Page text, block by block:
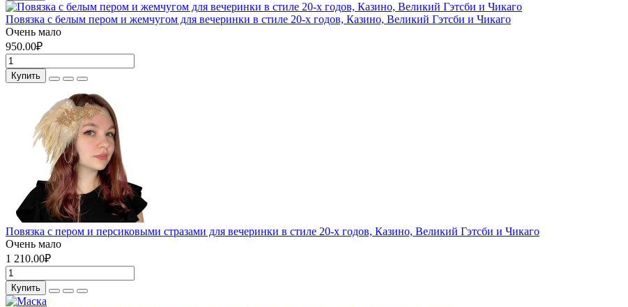
Повязка с белым пером и жемчугом для вечеринки в стиле 20-х годов, Казино, Великий Гэтсби и Чикаго
Очень мало
950.00₽
Купить
Повязка с пером и персиковыми стразами для вечеринки в стиле 20-х годов, Казино, Великий Гэтсби и Чикаго
Очень мало
1 210.00₽
Купить